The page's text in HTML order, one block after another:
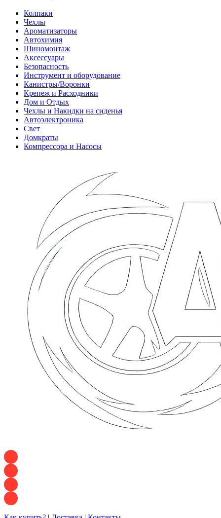
Колпаки
Чехлы
Ароматизаторы
Автохимия
Шиномонтаж
Аксессуары
Безопасность
Инструмент и оборудование
Канистры/Воронки
Крепеж и Расходники
Дом и Отдых
Чехлы и Накидки на сиденья
Автоэлектроника
Свет
Домкраты
Компрессора и Насосы